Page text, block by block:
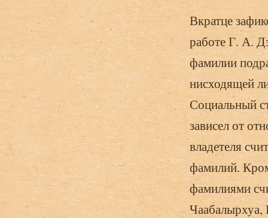
Вкратце
работе Г. А.
фамилии
нисходящей
Социальный
зависел от
владетеля
фамилий.
фамилиями